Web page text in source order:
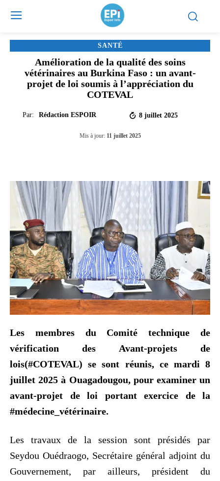
SANTÉ
Amélioration de la qualité des soins
vétérinaires au Burkina Faso : un avant-
projet de loi soumis à l’appréciation du
COTEVAL
Par: Rédaction ESPOIR 8 juillet 2025
Mis à jour: 11 juillet 2025
Les membres du Comité technique de
vérification des Avant-projets de
lois(#COTEVAL) se sont réunis, ce mardi 8
juillet 2025 à Ouagadougou, pour examiner un
avant-projet de loi portant exercice de la
#médecine_vétérinaire.
Les travaux de la session sont présidés par
Seydou Ouédraogo, Secrétaire général adjoint du
Gouvernement, par ailleurs, président du